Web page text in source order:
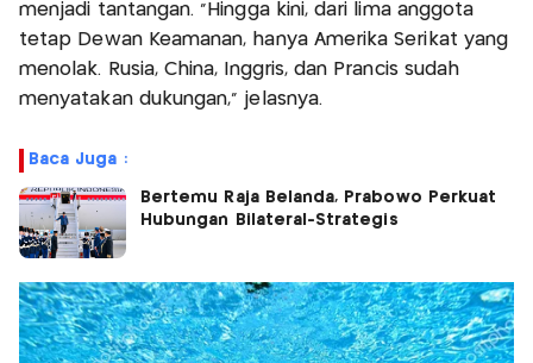
menjadi tantangan. “Hingga kini, dari lima anggota
tetap Dewan Keamanan, hanya Amerika Serikat yang
menolak. Rusia, China, Inggris, dan Prancis sudah
menyatakan dukungan,” jelasnya.
Baca Juga :
Bertemu Raja Belanda, Prabowo Perkuat
Hubungan Bilateral-Strategis